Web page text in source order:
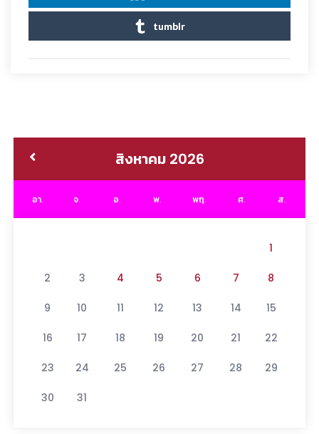
tumblr
สิงหาคม 2026
อา. จ. อ. พ. พฤ. ศ. ส.
1
2 3 4 5 6 7 8
9 10 11 12 13 14 15
16 17 18 19 20 21 22
23 24 25 26 27 28 29
30 31